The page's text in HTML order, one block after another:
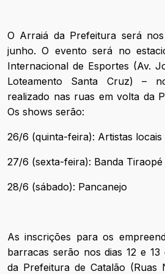
O Arraiá da Prefeitura será
junho. O evento será no
Internacional de Esportes (Av.
Loteamento Santa Cruz) –
realizado nas ruas em volta da
Os shows serão:
26/6 (quinta-feira): Artistas locais
27/6 (sexta-feira): Banda Tiraopé
28/6 (sábado): Pancanejo
As inscrições para os
barracas serão nos dias 12 e
da Prefeitura de Catalão (Ruas